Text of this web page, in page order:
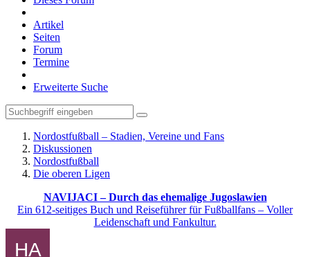
Artikel
Seiten
Forum
Termine
Erweiterte Suche
Nordostfußball – Stadien, Vereine und Fans
Diskussionen
Nordostfußball
Die oberen Ligen
NAVIJACI – Durch das ehemalige Jugoslawien
Ein 612-seitiges Buch und Reiseführer für Fußballfans – Voller
Leidenschaft und Fankultur.